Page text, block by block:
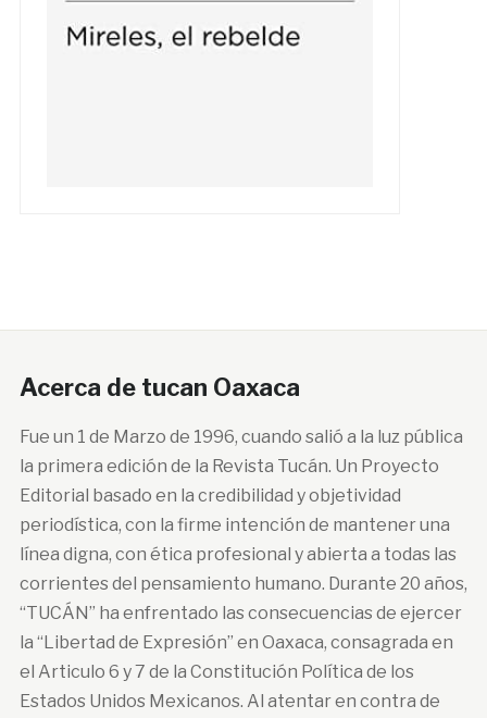
Acerca de tucan Oaxaca
Fue un 1 de Marzo de 1996, cuando salió a la luz pública
la primera edición de la Revista Tucán. Un Proyecto
Editorial basado en la credibilidad y objetividad
periodística, con la firme intención de mantener una
línea digna, con ética profesional y abierta a todas las
corrientes del pensamiento humano. Durante 20 años,
“TUCÁN” ha enfrentado las consecuencias de ejercer
la “Libertad de Expresión” en Oaxaca, consagrada en
el Articulo 6 y 7 de la Constitución Política de los
Estados Unidos Mexicanos. Al atentar en contra de